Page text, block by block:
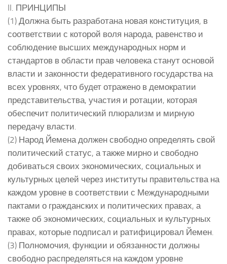
II. ПРИНЦИПЫ
(1) Должна быть разработана новая конституция, в
соответствии с которой воля народа, равенство и
соблюдение высших международных норм и
стандартов в области прав человека станут основой
власти и законности федеративного государства на
всех уровнях, что будет отражено в демократии
представительства, участия и ротации, которая
обеспечит политический плюрализм и мирную
передачу власти.
(2) Народ Йемена должен свободно определять свой
политический статус, а также мирно и свободно
добиваться своих экономических, социальных и
культурных целей через институты правительства на
каждом уровне в соответствии с Международными
пактами о гражданских и политических правах, а
также об экономических, социальных и культурных
правах, которые подписал и ратифицировал Йемен.
(3) Полномочия, функции и обязанности должны
свободно распределяться на каждом уровне